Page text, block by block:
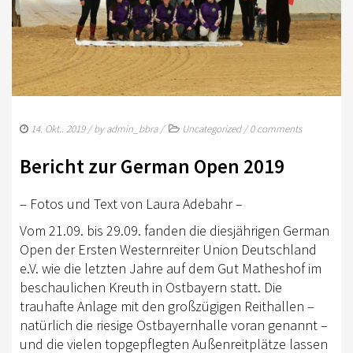
KURSÜBERSICHT 2026 – EWU BERLIN-
BRANDENBURG
WESTERNREITER ONLINE
WESTERNREITEN
TURNIERSPORT
JUNGPFERDEPROGRAMM
BERLIN/BRANDENBURG TROPHY
GERMAN OPEN
TURNIERFACHLEUTE
14. Okt.. 2019/ byadmin_bbra/ Uncategorized/0 comments
Bericht zur German Open 2019
– Fotos und Text von Laura Adebahr –
Vom 21.09. bis 29.09. fanden die diesjährigen German
Open der Ersten Westernreiter Union Deutschland
e.V. wie die letzten Jahre auf dem Gut Matheshof im
beschaulichen Kreuth in Ostbayern statt. Die
trauhafte Anlage mit den großzügigen Reithallen –
natürlich die riesige Ostbayernhalle voran genannt –
und die vielen topgepflegten Außenreitplätze lassen